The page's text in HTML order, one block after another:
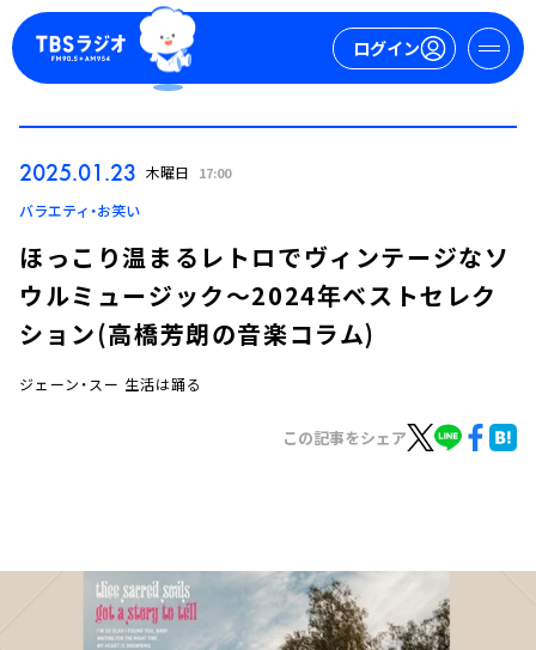
ログイン
ログイン
イベント・グッズ
YouTube
会社情報
2025.01.23 木曜日 17:00
バラエティ・お笑い
ほっこり温まるレトロでヴィンテージなソ
ウルミュージック～2024年ベストセレク
ション(高橋芳朗の音楽コラム)
ジェーン・スー 生活は踊る
この記事をシェア